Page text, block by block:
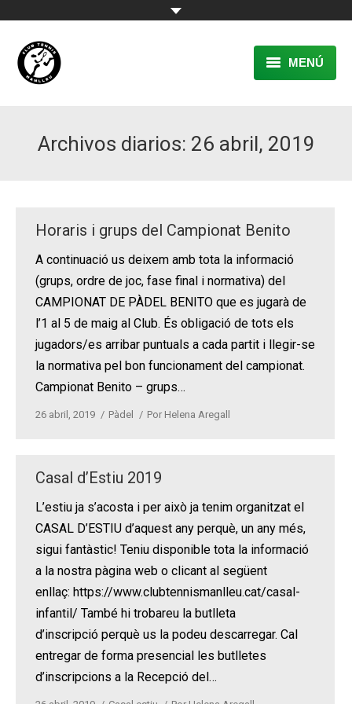
MENÚ
RESERVA
CONTACTE
Archivos diarios: 26 abril, 2019
Horaris i grups del Campionat Benito
A continuació us deixem amb tota la informació
(grups, ordre de joc, fase final i normativa) del
CAMPIONAT DE PÀDEL BENITO que es jugarà de
l’1 al 5 de maig al Club. És obligació de tots els
jugadors/es arribar puntuals a cada partit i llegir-se
la normativa pel bon funcionament del campionat.
Campionat Benito – grups…
26 abril, 2019 Pàdel Por Helena Aregall
Casal d’Estiu 2019
L’estiu ja s’acosta i per això ja tenim organitzat el
CASAL D’ESTIU d’aquest any perquè, un any més,
sigui fantàstic! Teniu disponible tota la informació
a la nostra pàgina web o clicant al següent
enllaç: https://www.clubtennismanlleu.cat/casal-
infantil/ També hi trobareu la butlleta
d’inscripció perquè us la podeu descarregar. Cal
entregar de forma presencial les butlletes
d’inscripcions a la Recepció del…